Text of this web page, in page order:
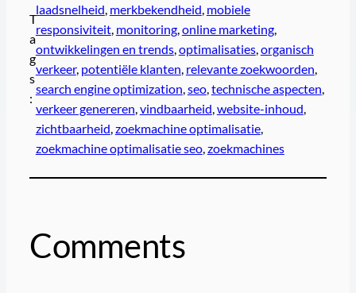
T
a
g
s
:
laadsnelheid merkbekendheid mobiele
responsiviteit, monitoring, online marketing
ontwikkelingen en trends, optimalisaties, organisch
verkeer, potentiële klanten relevante zoekwoorden
search engine optimization seo, technische aspecten
verkeer genereren vindbaarheid website-inhoud
zichtbaarheid zoekmachine optimalisatie
zoekmachine optimalisatie seo, zoekmachines
Comments